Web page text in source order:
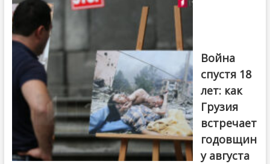
года. Фото:
Первый канал
Война
спустя 18
лет: как
Грузия
встречает
годовщин
у августа